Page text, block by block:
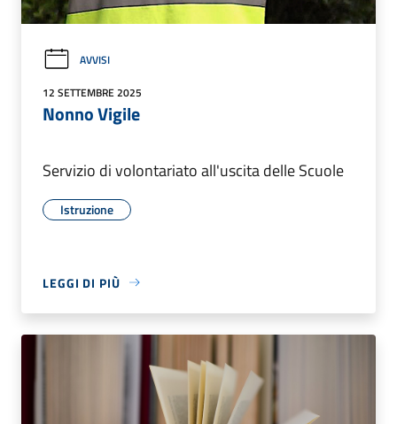
AVVISI
12 SETTEMBRE 2025
Nonno Vigile
Servizio di volontariato all'uscita delle Scuole
Istruzione
LEGGI DI PIÙ